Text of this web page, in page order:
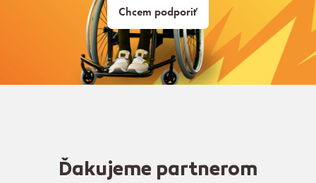
Chcem podporiť
Ďakujeme partnerom